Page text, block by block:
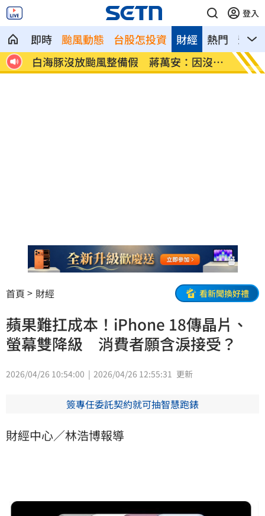
登入
即時 颱風動態 台股怎投資 熱門 影音
財經
白海豚沒放颱風整備假 蔣萬安：因沒陸
警
公鹿
力
首頁 財經 看新聞換好禮
蘋果難扛成本！iPhone 18傳晶片、
螢幕雙降級 消費者願含淚接受？
2026/04/26 10:54:00 2026/04/26 12:55:31 更新
簽專任委託契約就可抽智慧跑錶
財經中心／林浩博報導